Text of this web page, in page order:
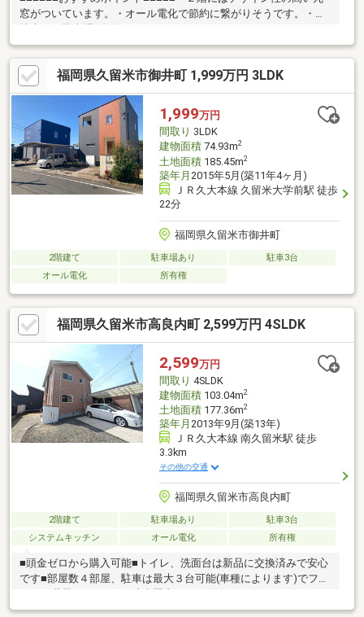
窓がついています。・オール電化で節約に繋がりそうです。・敷
広々としたお風呂で一日の疲れをゆっくり癒してください。・お
庭があるので、家庭菜園などBBQできるので休日が充実しそうで
すね○リフォーム箇所・クロス張替え・洗面台新設・一部床材FCF
張替え・ハローデイ国分店（スーパー）まで車で約８分・セブン-
イレブン 久留米高良内店（コンビニ）まで徒歩5分
福岡県久留米市御井町 1,999万円 3LDK
1,999万円
間取り 3LDK
建物面積74.93m2
土地面積185.45m2
築年月 2015年5月(築11年4ヶ月)
ＪＲ久大本線 久留米大学前駅 徒歩
22分
福岡県久留米市御井町
2階建て 駐車場あり
駐車3台
オール電化
所有権
福岡県久留米市高良内町 2,599万円 4SLDK
2,599万円
間取り 4SLDK
建物面積103.04m2
土地面積177.36m2
築年月 2013年9月(築13年)
ＪＲ久大本線 南久留米駅 徒歩
3.3km
その他の交通
福岡県久留米市高良内町
2階建て 駐車場あり
駐車3台
システムキッチン
オール電化 所有権
■頭金ゼロから購入可能■トイレ、洗面台は新品に交換済みで安心
です■部屋数４部屋、駐車は最大３台可能(車種によります)でファ
室内の壁と天井は塗装してきれいに■ハウスクリーニング済みで